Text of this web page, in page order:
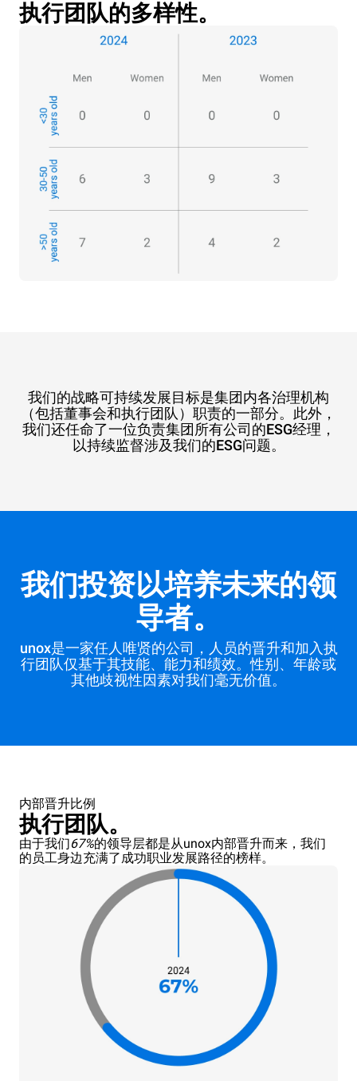
执行团队的多样性。
我们的战略可持续发展目标是集团内各治理机构
（包括董事会和执行团队）职责的一部分。此外，
我们还任命了一位负责集团所有公司的ESG经理，
以持续监督涉及我们的ESG问题。
我们投资以培养未来的领
导者。
unox是一家任人唯贤的公司，人员的晋升和加入执
行团队仅基于其技能、能力和绩效。性别、年龄或
其他歧视性因素对我们毫无价值。
内部晋升比例
执行团队。
由于我们67%的领导层都是从unox内部晋升而来，我们
的员工身边充满了成功职业发展路径的榜样。